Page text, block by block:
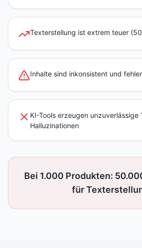
Texterstellung ist extrem teuer
Inhalte sind inkonsistent und
KI-Tools erzeugen unzuverlässige
Halluzinationen
Bei 1.000 Produkten:
für